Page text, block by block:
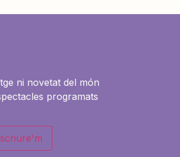
ni novetat del món
programats